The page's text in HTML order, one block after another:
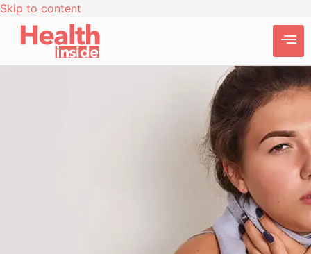
Skip to content